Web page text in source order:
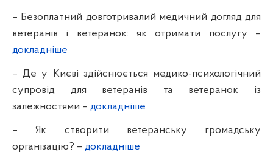
– Безоплатний довготривалий медичний догляд для
ветеранів і ветеранок: як отримати послугу –
докладніше
– Де у Києві здійснюється медико-психологічний
супровід для ветеранів та ветеранок із
залежностями – докладніше
– Як створити ветеранську громадську
організацію? – докладніше